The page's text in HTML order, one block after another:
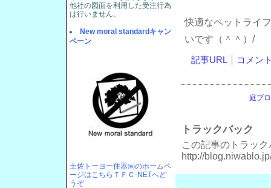
快適なペットライ
いです（＾＾）/
記事URL コメン
庭ブ
トラックバック
この記事のトラッ
http://
他社の図面を利用した受注行為
は行いません。
New moral standardキャン
ペーン
土佐トーヨー住器㈱のホームペ
ージはこちらＴＦＣ-NETへど
うぞ